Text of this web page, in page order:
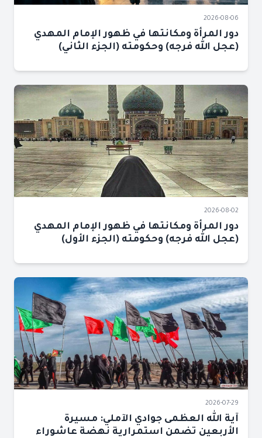
2026-08-06
دور المرأة ومكانتها في ظهور الإمام المهدي
(عجل الله فرجه) وحكومته (الجزء الثاني)
2026-08-02
دور المرأة ومكانتها في ظهور الإمام المهدي
(عجل الله فرجه) وحكومته (الجزء الأول)
2026-07-29
آية الله العظمى جوادي الآملي: مسيرة
الأربعين تضمن استمرارية نهضة عاشوراء